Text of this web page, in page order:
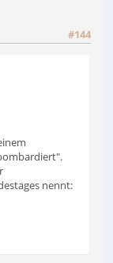
#144
nennt: